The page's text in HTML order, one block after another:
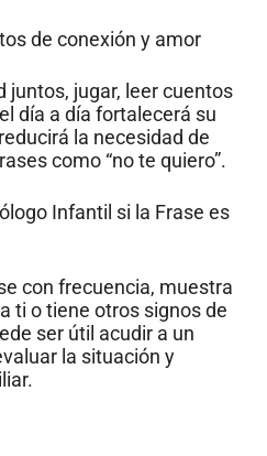
de conexión y amor
juntos, jugar, leer cuentos
día a día fortalecerá su
la necesidad de
como “no te quiero”.
Infantil si la Frase es
con frecuencia, muestra
ti o tiene otros signos de
ser útil acudir a un
la situación y